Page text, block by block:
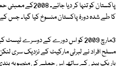
پاکستان کو تنہا کر
کا طے شدہ دورۂ پاکستان منسوخ کیا گیا۔ جس کے
3مارچ 2009 کو اس دورے کے دوسرے
مسلح افراد نے لبرٹی مارکیٹ کے نزدیک سری
باریک بینی کے ساتھ اس حملے کی منصوبہ